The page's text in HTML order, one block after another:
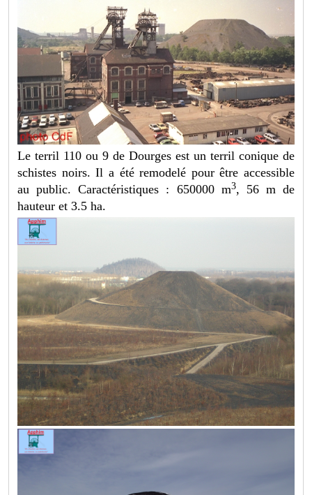
Le terril 110 ou 9 de Dourges est un terril conique de
schistes noirs. Il a été remodelé pour être accessible
au public. Caractéristiques : 650000 m3, 56 m de
hauteur et 3.5 ha.